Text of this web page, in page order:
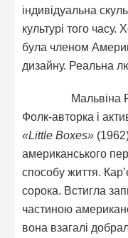
індивідуальна
культурі того
була членом
дизайну. Реальна
Мальвіна
Фолк-авторка і
«Little Boxes»
американського
способу життя.
сорока. Встигла
частиною
вона взагалі